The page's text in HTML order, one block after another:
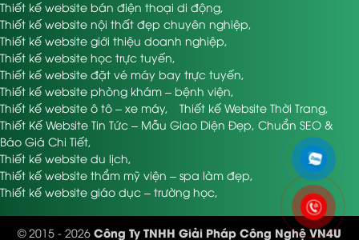
Đề xuất demo, gửi mẫu: Bạn duyệt thử giao diện, góp ý
về màu sắc, cấu trúc menu, module chức năng.
Chỉnh sửa và hoàn thiện: Dựa trên phản hồi thực tế,
bên thiết kế web cho khách sạn sẽ tinh chỉnh, tối ưu
theo đúng mong muốn.
Bàn giao website: Đào tạo sử dụng, chuyển giao quyền
quản trị, kiểm tra vận hành thực tế.
Hỗ trợ bảo trì: Có hợp đồng bảo trì, cập nhật giao diện,
chỉnh sửa khi cần, bảo mật hệ thống.
Thực tế, nhiều khách sạn làm website xong là “bỏ
quên”, không bảo trì, không cập nhật – đến lúc gặp sự
cố thì không biết xử lý sao. Do đó, mình luôn khuyên
Thiết kế website bán điện thoại di động,
Thiết kế website nội thất đẹp chuyên nghiệp,
Thiết kế website giới thiệu doanh nghiệp,
Thiết kế website học trực tuyến,
Thiết kế website đặt vé máy bay trực tuyến,
Thiết kế website phòng khám – bệnh viện,
Thiết kế website ô tô – xe máy, Thiết kế Website Thời Trang,
Thiết Kế Website Tin Tức – Mẫu Giao Diện Đẹp, Chuẩn SEO &
Báo Giá Chi Tiết,
Thiết kế website du lịch,
Thiết kế website thẩm mỹ viện – spa làm đẹp,
Thiết kế website giáo dục – trường học,
© 2015 - 2026 Công Ty TNHH Giải Pháp Công Nghệ VN4U